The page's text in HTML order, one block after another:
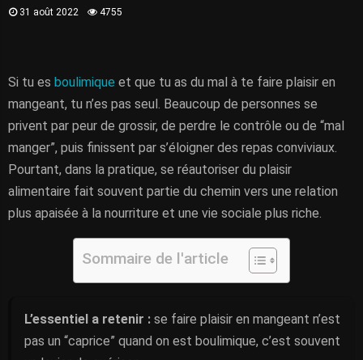
31 août 2022 4755
Si tu es boulimique et que tu as du mal à te faire plaisir en
mangeant, tu n’es pas seul. Beaucoup de personnes se
privent par peur de grossir, de perdre le contrôle ou de “mal
manger”, puis finissent par s’éloigner des repas conviviaux.
Pourtant, dans la pratique, se réautoriser du plaisir
alimentaire fait souvent partie du chemin vers une relation
plus apaisée à la nourriture et une vie sociale plus riche.
Sommaire de l'article
L’essentiel a retenir : se faire plaisir en mangeant n’est
pas un “caprice” quand on est boulimique, c’est souvent